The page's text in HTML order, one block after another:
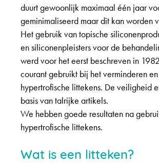
duurt gewoonlijk maximaal één jaar
geminimaliseerd maar dit kan worden
Het gebruik van topische
en siliconenpleisters voor de
werd voor het eerst beschreven in
courant gebruikt bij het verminderen
hypertrofische littekens. De veiligheid
basis van talrijke artikels.
We hebben goede resultaten na
hypertrofische littekens.
Wat is een litteken?